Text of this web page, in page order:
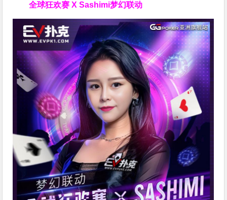
全球狂欢赛 X Sashimi梦幻联动